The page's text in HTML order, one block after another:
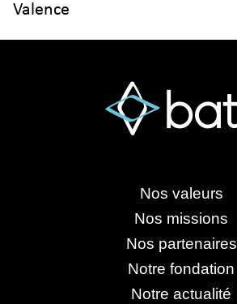
Valence
Nos valeurs
Nos missions
Nos partenaires
Notre fondation
Notre actualité